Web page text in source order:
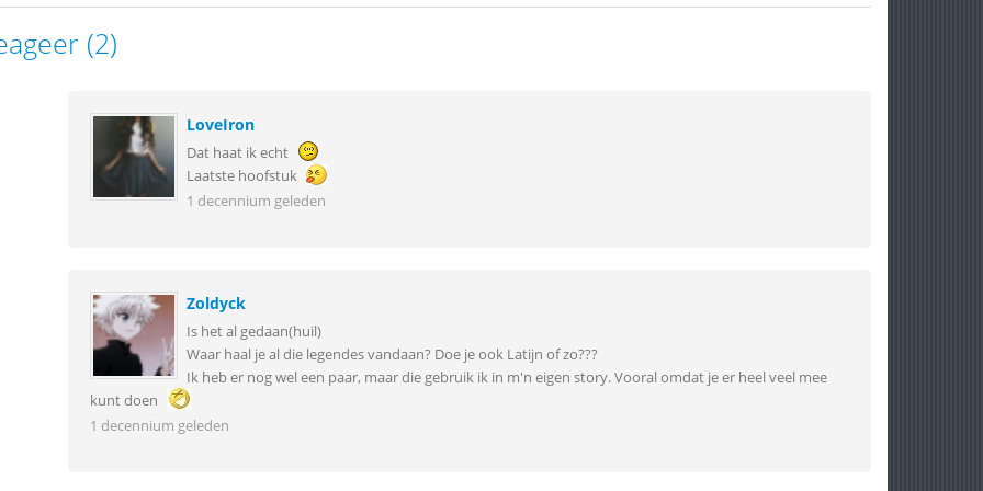
(2)
LoveIron
Dat haat ik echt
Laatste hoofstuk
1 decennium geleden
Zoldyck
Is het al gedaan(huil)
Waar haal je al die legendes vandaan? Doe je ook Latijn of zo???
Ik heb er nog wel een paar, maar die gebruik ik in m'n eigen story. Vooral omdat je er heel veel mee
kunt doen
1 decennium geleden